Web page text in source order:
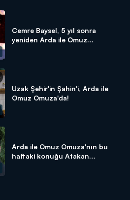
Cemre Baysel, 5 yıl sonra
yeniden Arda ile Omuz
Uzak Şehir'in Şahin'i, Arda ile
Omuz Omuza'da!
Arda ile Omuz Omuza'nın bu
haftaki konuğu Atakan